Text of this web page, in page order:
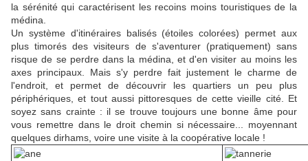
la sérénité qui caractérisent les recoins moins touristiques de la
médina.
Un système d'itinéraires balisés (étoiles colorées) permet aux
plus timorés des visiteurs de s'aventurer (pratiquement) sans
risque de se perdre dans la médina, et d'en visiter au moins les
axes principaux. Mais s'y perdre fait justement le charme de
l'endroit, et permet de découvrir les quartiers un peu plus
périphériques, et tout aussi pittoresques de cette vieille cité. Et
soyez sans crainte : il se trouve toujours une bonne âme pour
vous remettre dans le droit chemin si nécessaire... moyennant
quelques dirhams, voire une visite à la coopérative locale !